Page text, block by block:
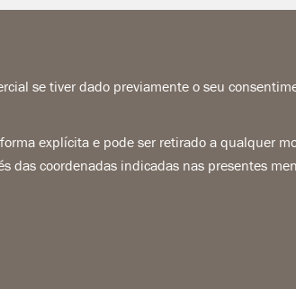
se tiver dado previamente o seu
explícita e pode ser retirado a qualquer
das coordenadas indicadas nas presentes